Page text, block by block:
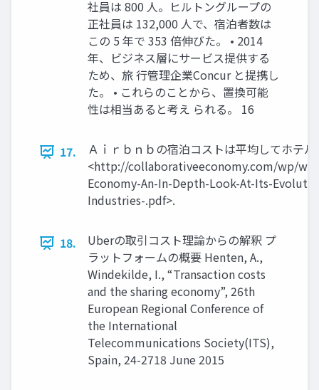
社員は 800 人。ヒルトングループの
正社員は 132,000 人で、宿泊者数は
この 5 年で 353 倍伸びた。 • 2014
年、ビジネス層にサービス提供する
ため、旅 行管理企業Concur と提携し
た。 • これらのことから、置換可能
性は相当あると考え られる。 16
17.
Ａｉｒｂｎｂの宿泊コストは平均してホテ
<http://collaborativeeconomy.com/wp/
Economy-An-In-Depth-Look-At-Its-
Industries-.pdf>.
18.
Uberの取引コスト理論からの解釈 プ
ラットフォームの概要 Henten, A.,
Windekilde, I., “Transaction costs
and the sharing economy”, 26th
European Regional Conference of
the International
Telecommunications Society(ITS),
Spain, 24-2718 June 2015